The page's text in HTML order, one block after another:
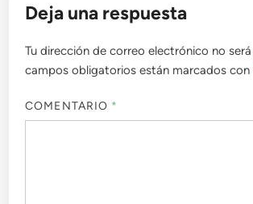
Deja una respuesta
Tu dirección de correo electrónico no
campos obligatorios están marcados con
COMENTARIO *